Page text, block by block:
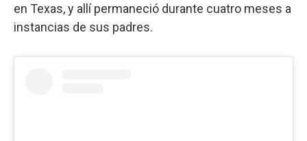
en Texas, y allí permaneció durante cuatro meses a
instancias de sus padres.